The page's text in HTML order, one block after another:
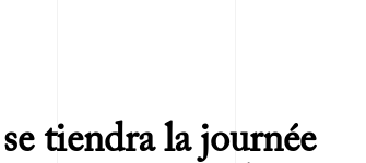
tiendra la journée